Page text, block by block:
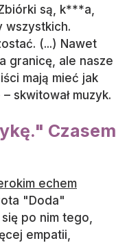
są, k***a,
wszystkich.
(...) Nawet
granicę, ale nasze
mają mieć jak
skwitował muzyk.
Czasem
echem
"Doda"
się po nim tego,
empatii,